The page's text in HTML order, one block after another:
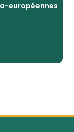
européennes